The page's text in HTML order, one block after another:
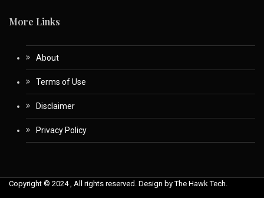
More Links
About
Terms of Use
Disclaimer
Privacy Policy
Copyright © 2024 , All rights reserved. Design by The Hawk Tech.